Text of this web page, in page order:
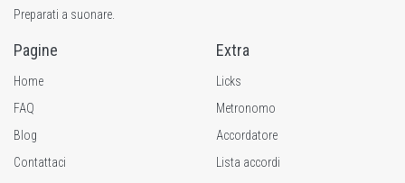
Preparati a suonare.
Pagine
Home
FAQ
Blog
Contattaci
Extra
Licks
Metronomo
Accordatore
Lista accordi